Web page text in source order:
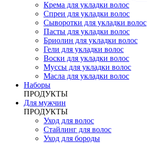
Крема для укладки волос
Спреи для укладки волос
Сыворотки для укладки волос
Пасты для укладки волос
Бриолин для укладки волос
Гели для укладки волос
Воски для укладки волос
Муссы для укладки волос
Масла для укладки волос
Наборы
ПРОДУКТЫ
Для мужчин
ПРОДУКТЫ
Уход для волос
Стайлинг для волос
Уход для бороды